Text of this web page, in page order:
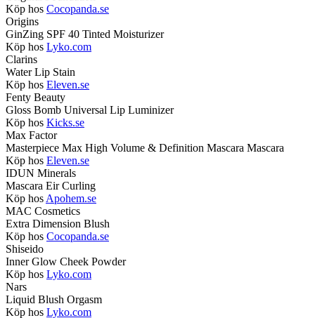
Köp hos Cocopanda.se
Origins
GinZing SPF 40 Tinted Moisturizer
Köp hos Lyko.com
Clarins
Water Lip Stain
Köp hos Eleven.se
Fenty Beauty
Gloss Bomb Universal Lip Luminizer
Köp hos Kicks.se
Max Factor
Masterpiece Max High Volume & Definition Mascara Mascara
Köp hos Eleven.se
IDUN Minerals
Mascara Eir Curling
Köp hos Apohem.se
MAC Cosmetics
Extra Dimension Blush
Köp hos Cocopanda.se
Shiseido
Inner Glow Cheek Powder
Köp hos Lyko.com
Nars
Liquid Blush Orgasm
Köp hos Lyko.com